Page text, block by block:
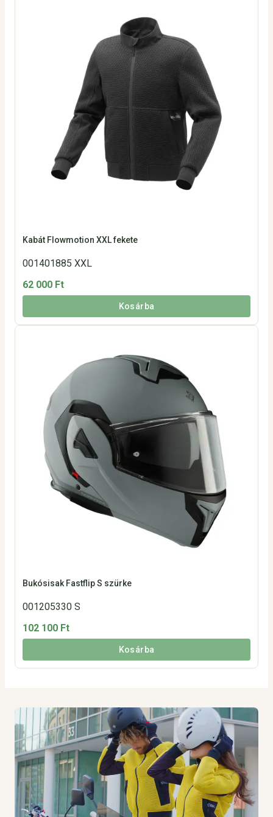
Kabát Flowmotion XXL fekete
001401885 XXL
62 000 Ft
Kosárba
Bukósisak Fastflip S szürke
001205330 S
102 100 Ft
Kosárba